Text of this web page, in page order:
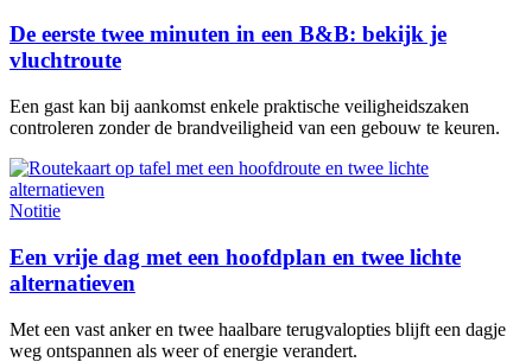
De eerste twee minuten in een B&B: bekijk je
vluchtroute
Een gast kan bij aankomst enkele praktische veiligheidszaken
controleren zonder de brandveiligheid van een gebouw te keuren.
Notitie
Een vrije dag met een hoofdplan en twee lichte
alternatieven
Met een vast anker en twee haalbare terugvalopties blijft een dagje
weg ontspannen als weer of energie verandert.